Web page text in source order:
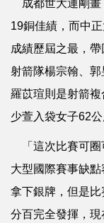
成都世大運剛畫
19銅佳績，而中
成績歷屆之最，
射箭隊楊宗翰、郭
羅苡瑄則是射箭
少萱入袋女子62公
「這次比賽可圈
大型國際賽事缺
拿下銀牌，但是
分百完全發揮，